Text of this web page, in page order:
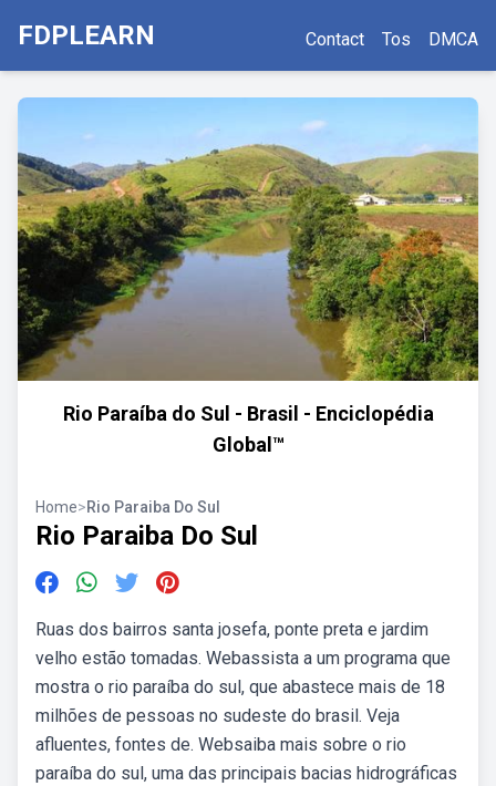
FDPLEARN Contact Tos DMCA
Rio Paraíba do Sul - Brasil - Enciclopédia
Global™
Home>Rio Paraiba Do Sul
Rio Paraiba Do Sul
Ruas dos bairros santa josefa, ponte preta e jardim
velho estão tomadas. Webassista a um programa que
mostra o rio paraíba do sul, que abastece mais de 18
milhões de pessoas no sudeste do brasil. Veja
afluentes, fontes de. Websaiba mais sobre o rio
paraíba do sul, uma das principais bacias hidrográficas